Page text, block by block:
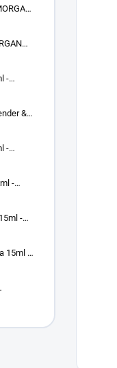
-
na
&
-
-
na
-
na
-
na
15ml -
na
na